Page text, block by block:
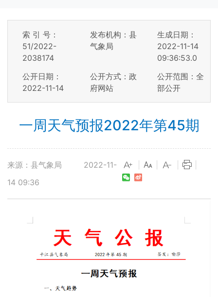
索 引 号：
51/2022-
2038174
发布机构：县
气象局
生成日期：
2022-11-14
09:36:53.0
公开日期：
2022-11-14
公开方式：政
府网站
公开范围：全
部公开
一周天气预报2022年第45期
来源：县气象局
2022-11-
14 09:36